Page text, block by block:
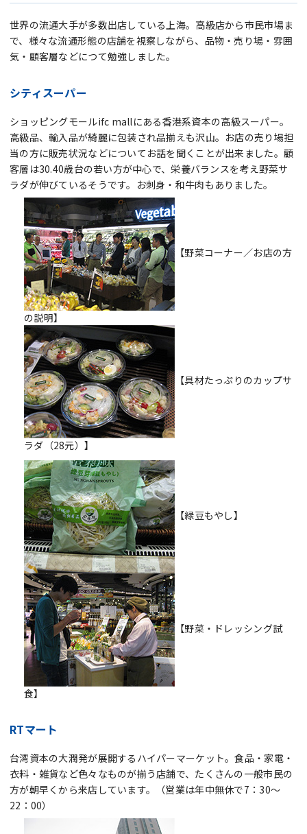
世界の流通大手が多数出店している上海。高級店から市民市場ま
で、様々な流通形態の店舗を視察しながら、品物・売り場・雰囲
気・顧客層などにつて勉強しました。
シティスーパー
ショッピングモールifc mallにある香港系資本の高級スーパー。
高級品、輸入品が綺麗に包装され品揃えも沢山。お店の売り場担
当の方に販売状況などについてお話を聞くことが出来ました。顧
客層は30.40歳台の若い方が中心で、栄養バランスを考え野菜サ
ラダが伸びているそうです。お刺身・和牛肉もありました。
【野菜コーナー／お店の方
の説明】
【具材たっぷりのカップサ
ラダ（28元）】
【緑豆もやし】
【野菜・ドレッシング試
食】
RTマート
台湾資本の大潤発が展開するハイパーマーケット。食品・家電・
衣料・雑貨など色々なものが揃う店舗で、たくさんの一般市民の
方が朝早くから来店しています。（営業は年中無休で7：30～
22：00）